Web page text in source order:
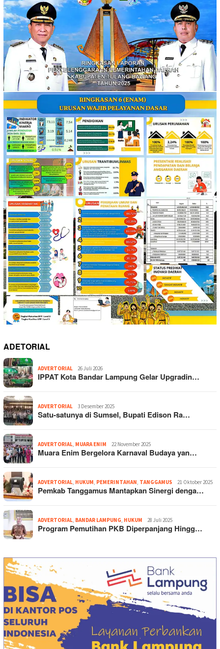
ADETORIAL
ADVERTORIAL 26 Juli 2026
IPPAT Kota Bandar Lampung Gelar Upgradin…
ADVERTORIAL 3 Desember 2025
Satu-satunya di Sumsel, Bupati Edison Ra…
ADVERTORIAL, MUARA ENIM 22 November 2025
Muara Enim Bergelora Karnaval Budaya yan…
ADVERTORIAL, HUKUM, PEMERINTAHAN, TANGGAMUS 21 Oktober 2025
Pemkab Tanggamus Mantapkan Sinergi denga…
ADVERTORIAL, BANDAR LAMPUNG, HUKUM 28 Juli 2025
Program Pemutihan PKB Diperpanjang Hingg…